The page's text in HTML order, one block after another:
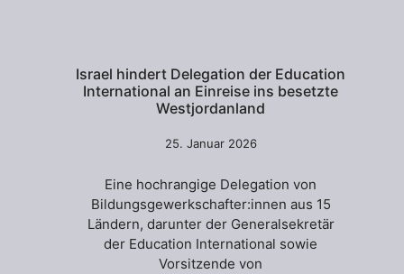
Israel hindert Delegation der Education
International an Einreise ins besetzte
Westjordanland
25. Januar 2026
Eine hochrangige Delegation von
Bildungsgewerkschafter:innen aus 15
Ländern, darunter der Generalsekretär
der Education International sowie
Vorsitzende von